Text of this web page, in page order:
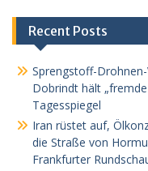
Recent Posts
Sprengstoff-
Dobrindt hält
Tagesspiegel
Iran rüstet auf,
die Straße von
Frankfurter